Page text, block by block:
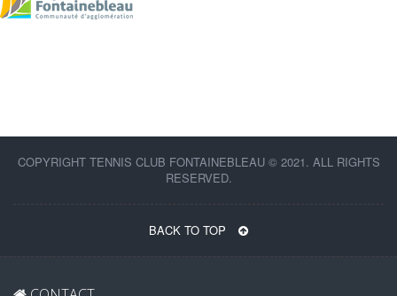
COPYRIGHT TENNIS CLUB FONTAINEBLEAU © 2021. ALL RIGHTS
RESERVED.
BACK TO TOP